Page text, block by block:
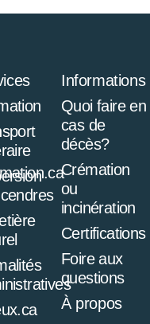
Informations
Quoi faire en
cas de
décès?
Crémation
ou
incinération
Certifications
Foire aux
questions
À propos